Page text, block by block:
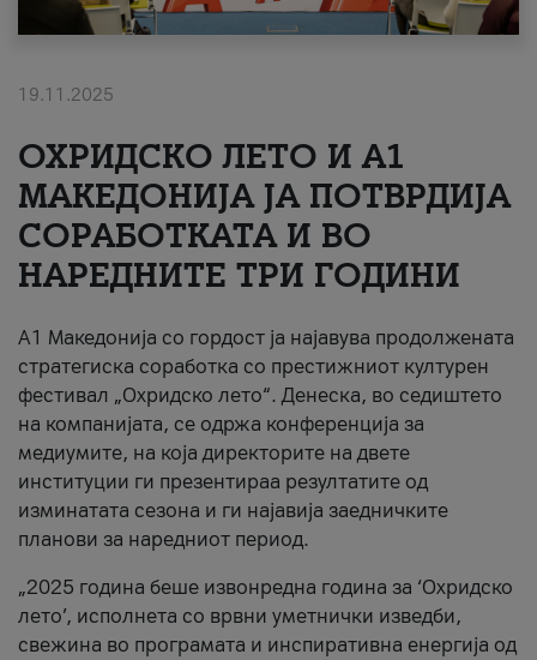
Надополни кредит
#ПодобарОнлајн
19.11.2025
ОХРИДСКО ЛЕТО И A1
МАКЕДОНИЈА ЈА ПОТВРДИЈА
СОРАБОТКАТА И ВО
НАРЕДНИТЕ ТРИ ГОДИНИ
A1 Македонија со гордост ја најавува продолжената
стратегиска соработка со престижниот културен
фестивал „Охридско лето“. Денеска, во седиштето
на компанијата, се одржа конференција за
медиумите, на која директорите на двете
институции ги презентираа резултатите од
изминатата сезона и ги најавија заедничките
планови за наредниот период.
„2025 година беше извонредна година за ‘Охридско
лето’, исполнета со врвни уметнички изведби,
свежина во програмата и инспиративна енергија од